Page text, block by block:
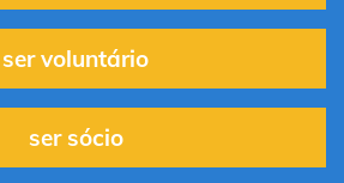
ser voluntário
ser sócio